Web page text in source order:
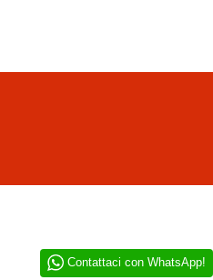
Contattaci con WhatsApp!